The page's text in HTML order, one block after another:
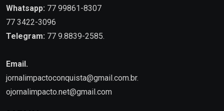
Whatsapp: 77 99861-8307
77 3422-3096
Telegram: 77 9.8839-2585.
Email.
jornalimpactoconquista@gmail.com.br.
ojornalimpacto.net@gmail.com